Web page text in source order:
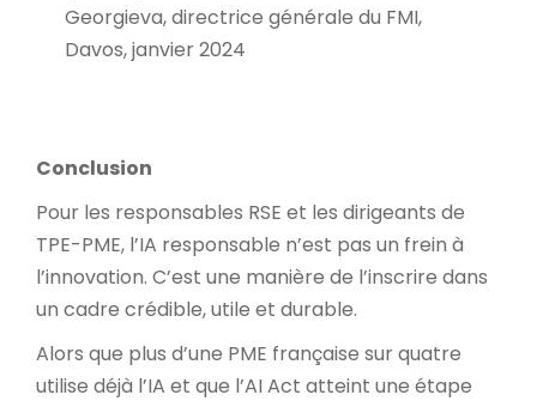
Georgieva, directrice générale du FMI,
Davos, janvier 2024
Conclusion
Pour les responsables RSE et les dirigeants de
TPE-PME, l’IA responsable n’est pas un frein à
l’innovation. C’est une manière de l’inscrire dans
un cadre crédible, utile et durable.
Alors que plus d’une PME française sur quatre
utilise déjà l’IA et que l’AI Act atteint une étape